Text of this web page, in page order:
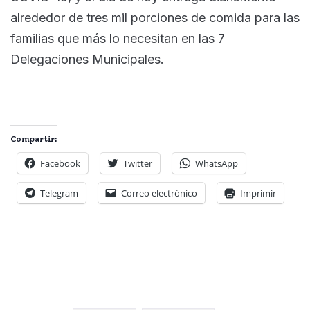
alrededor de tres mil porciones de comida para las
familias que más lo necesitan en las 7
Delegaciones Municipales.
Compartir:
Facebook Twitter WhatsApp
Telegram Correo electrónico Imprimir